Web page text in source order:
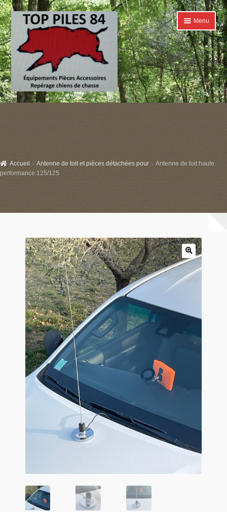
Aller
à
la
navigation
Aller
au
contenu
Menu
Accueil
Conditions générales de ventes
Panier
Produits populaires
Qui sommes-nous
Accueil Antenne de toit et pièces détachées pour
Antenne de toit haute
performance 125/125